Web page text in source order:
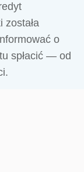
została
o
spłacić — od